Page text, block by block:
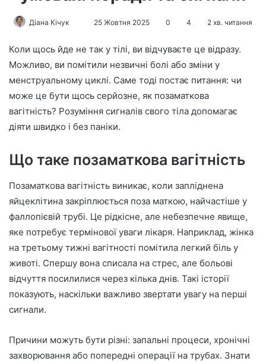
Діана Кічук
n
d
a
n
e
m
l
25 Жовтня 2025 0 4 2 хв. читання
Коли щось йде не так у тілі, ви відчуваєте це відразу.
Можливо, ви помітили незвичні болі або зміни у
менструальному циклі. Саме тоді постає питання: чи
може це бути щось серйозне, як позаматкова
вагітність? Розуміння сигналів свого тіла допомагає
діяти швидко і без паніки.
Що таке позаматкова вагітність
Позаматкова вагітність виникає, коли запліднена
яйцеклітина закріплюється поза маткою, найчастіше у
фаллопієвій трубі. Це рідкісне, але небезпечне явище,
яке потребує термінової уваги лікаря. Наприклад, жінка
на третьому тижні вагітності помітила легкий біль у
животі. Спершу вона списала на стрес, але больові
відчуття посилилися через кілька днів. Такі історії
показують, наскільки важливо звертати увагу на перші
сигнали.
Причини можуть бути різні: запальні процеси, хронічні
захворювання або попередні операції на трубах. Знати